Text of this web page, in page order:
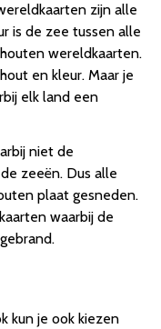
zijn alle
is de zee tussen alle
wereldkaarten.
en kleur. Maar je
elk land een
niet de
zeeën. Dus alle
plaat gesneden.
waarbij de
kun je ook kiezen